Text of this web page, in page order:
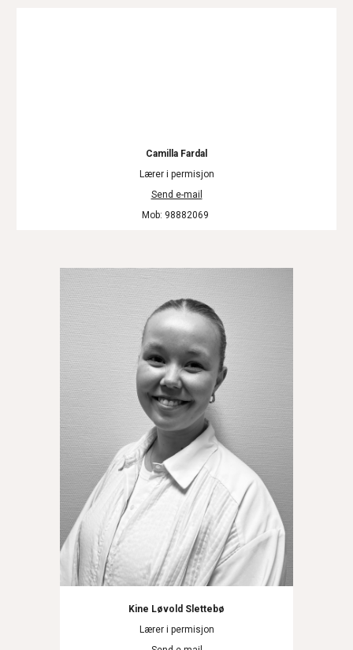
Camilla Fardal
Lærer i permisjon
Send e-mail
Mob: 98882069
Kine Løvold Slettebø
Lærer i permisjon